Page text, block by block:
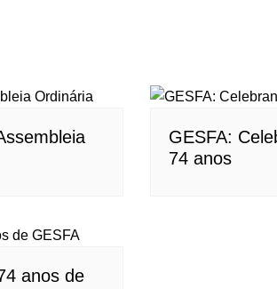
GESFA:
74 anos
anos de